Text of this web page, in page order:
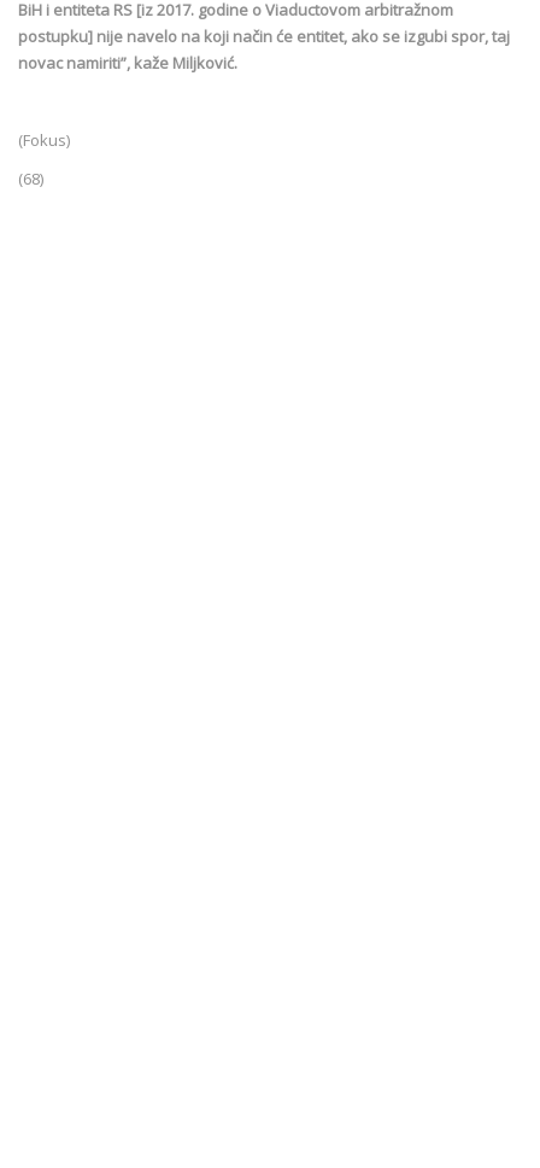
BiH i entiteta RS [iz 2017. godine o Viaductovom arbitražnom
postupku] nije navelo na koji način će entitet, ako se izgubi spor, taj
novac namiriti”, kaže Miljković.
(Fokus)
(68)